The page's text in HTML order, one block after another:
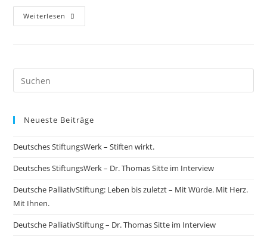
Weiterlesen
Neueste Beiträge
Deutsches StiftungsWerk – Stiften wirkt.
Deutsches StiftungsWerk – Dr. Thomas Sitte im Interview
Deutsche PalliativStiftung: Leben bis zuletzt – Mit Würde. Mit Herz.
Mit Ihnen.
Deutsche PalliativStiftung – Dr. Thomas Sitte im Interview